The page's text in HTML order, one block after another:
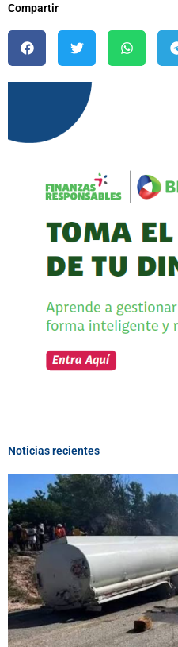
Compartir
Noticias recientes